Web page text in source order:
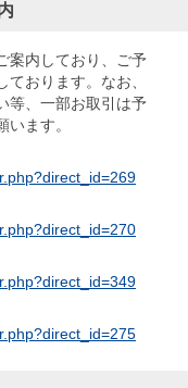
案内しており、ご予
おります。なお、
等、一部お取引は予
ます。